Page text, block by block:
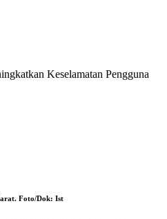
Keselamatan Pengguna
Foto/Dok: Ist